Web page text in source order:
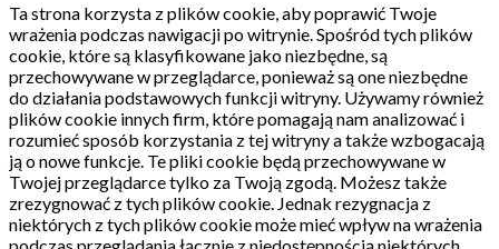
Ta strona korzysta z plików cookie, aby poprawić Twoje
wrażenia podczas nawigacji po witrynie. Spośród tych plików
cookie, które są klasyfikowane jako niezbędne, są
przechowywane w przeglądarce, ponieważ są one niezbędne
do działania podstawowych funkcji witryny. Używamy również
plików cookie innych firm, które pomagają nam analizować i
rozumieć sposób korzystania z tej witryny a także wzbogacają
ją o nowe funkcje. Te pliki cookie będą przechowywane w
Twojej przeglądarce tylko za Twoją zgodą. Możesz także
zrezygnować z tych plików cookie. Jednak rezygnacja z
niektórych z tych plików cookie może mieć wpływ na wrażenia
podczas przeglądania łącznie z niedostępnością niektórych